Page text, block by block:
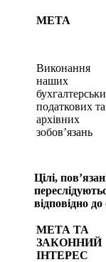
МЕТА
Виконання
наших
податкових та
архівних
зобов’язань
Цілі,
відповідно
МЕТА ТА
ЗАКОННИЙ
ІНТЕРЕС